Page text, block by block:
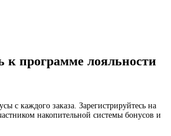
к программе лояльности
с каждого заказа. Зарегистрируйтесь на
накопительной системы бонусов и